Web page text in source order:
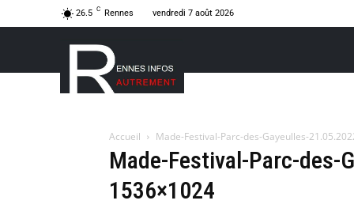
26.5 C Rennes vendredi 7 août 2026
Accueil Made-Festival-Parc-des-Gayeulles-
Made-Festival-Parc-des-
1536×1024